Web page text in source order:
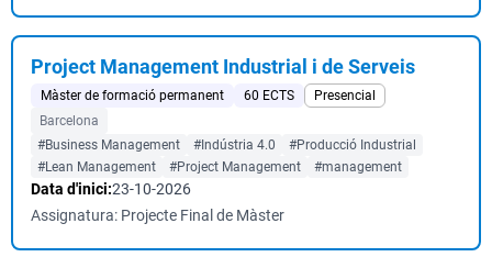
Project Management Industrial i de Serveis
Màster de formació permanent 60 ECTS
Presencial
Barcelona
#Business Management
#Indústria 4.0
#Producció Industrial
#Lean Management
#Project Management #management
Data d'inici:23-10-2026
Assignatura: Projecte Final de Màster